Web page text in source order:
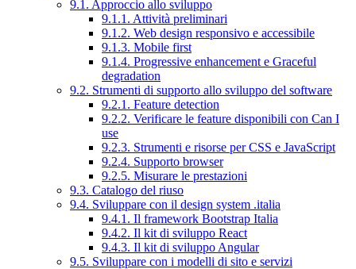
9.1. Approccio allo sviluppo
9.1.1. Attività preliminari
9.1.2. Web design responsivo e accessibile
9.1.3. Mobile first
9.1.4. Progressive enhancement e Graceful
degradation
9.2. Strumenti di supporto allo sviluppo del software
9.2.1. Feature detection
9.2.2. Verificare le feature disponibili con Can I
use
9.2.3. Strumenti e risorse per CSS e JavaScript
9.2.4. Supporto browser
9.2.5. Misurare le prestazioni
9.3. Catalogo del riuso
9.4. Sviluppare con il design system .italia
9.4.1. Il framework Bootstrap Italia
9.4.2. Il kit di sviluppo React
9.4.3. Il kit di sviluppo Angular
9.5. Sviluppare con i modelli di sito e servizi